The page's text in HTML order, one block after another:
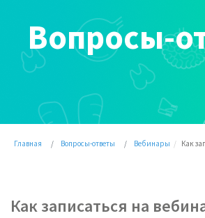
Вопросы-
Главная Вопросы-ответы Вебинары Как
Как записаться на